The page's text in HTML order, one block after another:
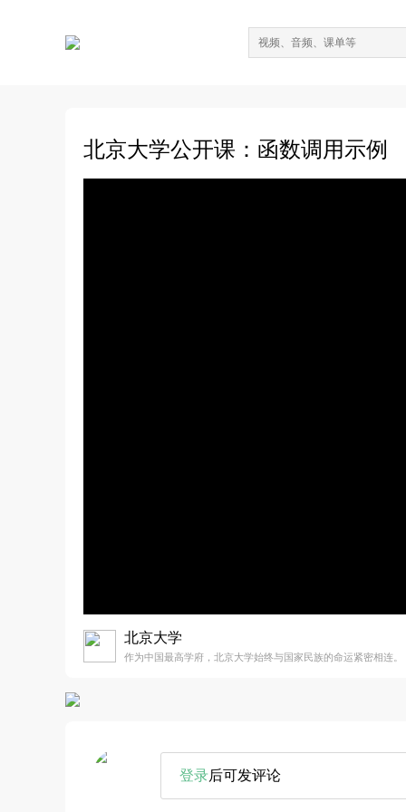
北京大学公开课：函数调用示例
北京大学
作为中国最高学府，北京大学始终与国家民族的命运紧密相连。
登录后可发评论